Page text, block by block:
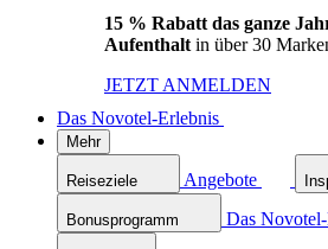
15 % Rabatt das ganze
Aufenthalt in über 30
JETZT ANMELDEN
Das Novotel-Erlebnis
Mehr
Reiseziele Angebote
Bonusprogramm Das